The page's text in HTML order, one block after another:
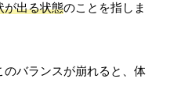
が出る状態のことを指しま
バランスが崩れると、体